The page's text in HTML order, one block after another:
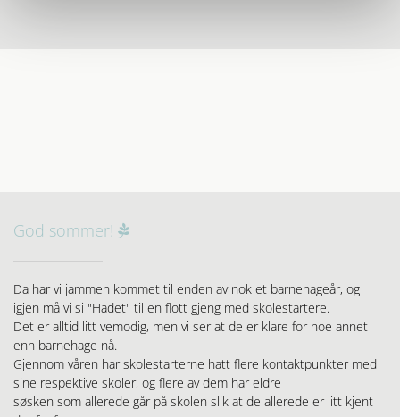
God sommer! 
Da har vi jammen kommet til enden av nok et barnehageår, og
igjen må vi si "Hadet" til en flott gjeng med skolestartere.
Det er alltid litt vemodig, men vi ser at de er klare for noe annet
enn barnehage nå.
Gjennom våren har skolestarterne hatt flere kontaktpunkter med
sine respektive skoler, og flere av dem har eldre
søsken som allerede går på skolen slik at de allerede er litt kjent